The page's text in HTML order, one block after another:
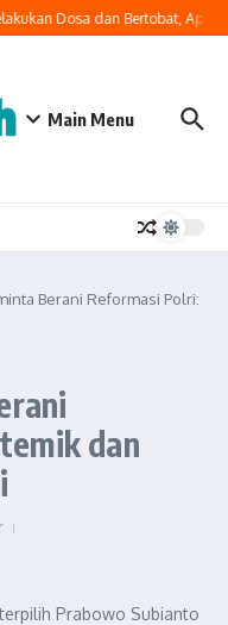
Dosa dan Bertobat,
Main Menu
Berani Reformasi Polri:
dan
Prabowo Subianto